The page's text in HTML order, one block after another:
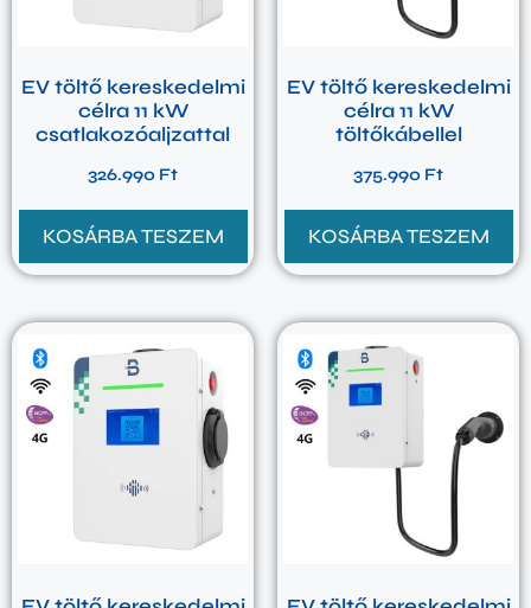
EV töltő kereskedelmi
célra 11 kW
csatlakozóaljzattal
326.990 Ft
KOSÁRBA TESZEM
EV töltő kereskedelmi
célra 11 kW
töltőkábellel
375.990 Ft
KOSÁRBA TESZEM